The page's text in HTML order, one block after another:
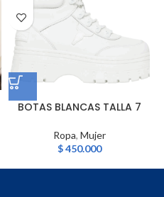
BOTAS BLANCAS TALLA 7
Ropa, Mujer
$450.000